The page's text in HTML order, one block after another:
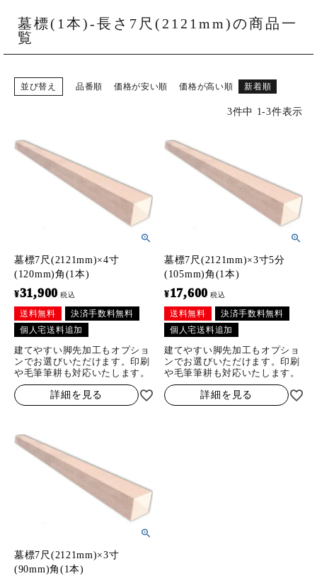
ご購入履歴・再注文
特定商取引法について
墓標(1本)-長さ7尺(2121mm)の商品一
覧
並び替え 品番順 価格が安い順 価格が高い順 新着順
3件中 1-3件表示
墓標7尺(2121mm)×4寸
(120mm)角(1本)
¥31,900 税込
送料無料
決済手数料無料
個人宅送料追加
建てやすい脚先加工もオプショ
ンでお選びいただけます。印刷
や毛筆筆耕も対応いたします。
詳細を見る
墓標7尺(2121mm)×3寸5分
(105mm)角(1本)
¥17,600 税込
送料無料
決済手数料無料
個人宅送料追加
建てやすい脚先加工もオプショ
ンでお選びいただけます。印刷
や毛筆筆耕も対応いたします。
詳細を見る
墓標7尺(2121mm)×3寸
(90mm)角(1本)